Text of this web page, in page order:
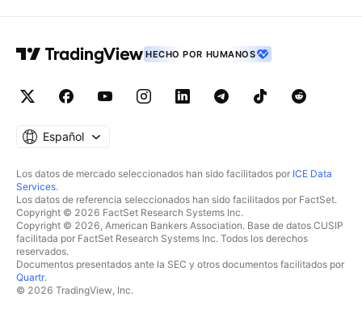
HECHO POR HUMANOS
Español
Los datos de mercado seleccionados han sido facilitados por ICE Data
Services.
Los datos de referencia seleccionados han sido facilitados por FactSet.
Copyright © 2026 FactSet Research Systems Inc.
Copyright © 2026, American Bankers Association. Base de datos CUSIP
facilitada por FactSet Research Systems Inc. Todos los derechos
reservados.
Documentos presentados ante la SEC y otros documentos facilitados por
Quartr.
© 2026 TradingView, Inc.